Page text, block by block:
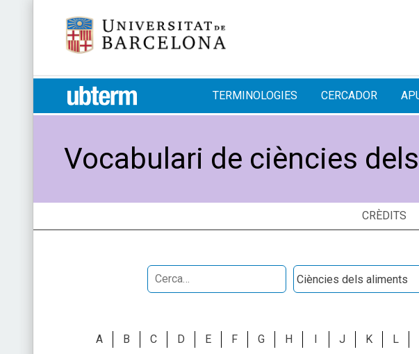
content
Universitat de Barcelona
UB > UBTERM TERMINOLOGIES CERCADOR
Vocabulari de ciències
CRÈDITS
Search
for:
Obres
A B C D E F G H I J K L